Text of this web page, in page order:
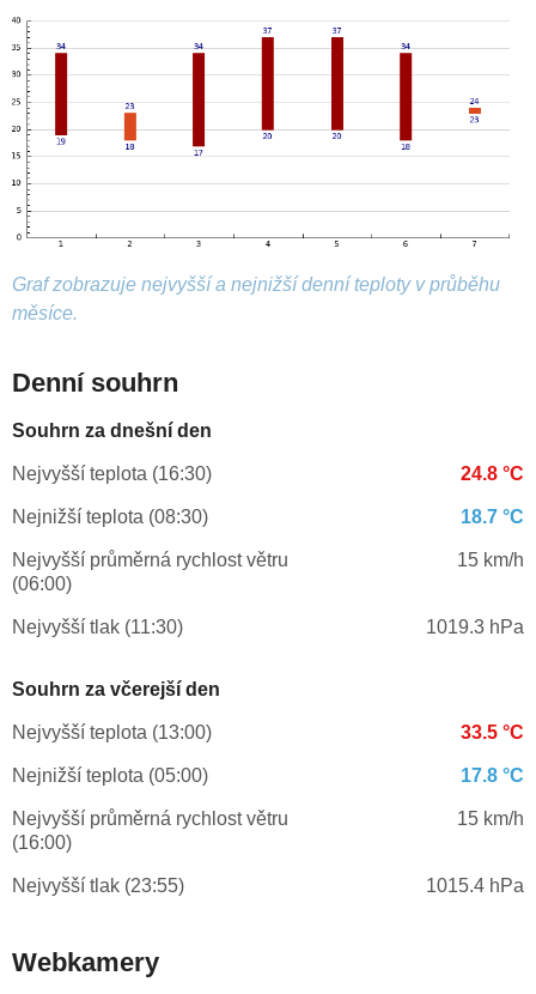
Graf zobrazuje nejvyšší a nejnižší denní teploty v průběhu
měsíce.
Denní souhrn
Souhrn za dnešní den
Nejvyšší teplota (16:30) 24.8 °C
Nejnižší teplota (08:30) 18.7 °C
Nejvyšší průměrná rychlost větru
(06:00)
15 km/h
Nejvyšší tlak (11:30) 1019.3 hPa
Souhrn za včerejší den
Nejvyšší teplota (13:00) 33.5 °C
Nejnižší teplota (05:00) 17.8 °C
Nejvyšší průměrná rychlost větru
(16:00)
15 km/h
Nejvyšší tlak (23:55) 1015.4 hPa
Webkamery